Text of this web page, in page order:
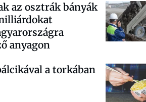
az osztrák bányák
anyagon
a torkában